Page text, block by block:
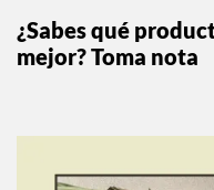
¿Sabes qué
mejor? Toma nota